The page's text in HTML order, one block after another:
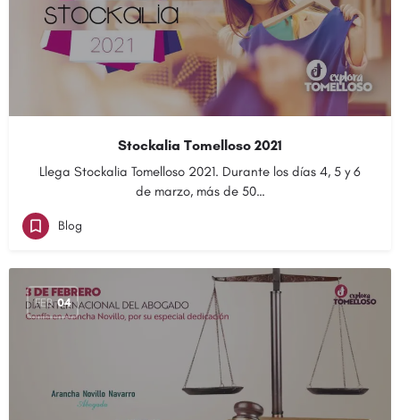
Stockalia Tomelloso 2021
Llega Stockalia Tomelloso 2021. Durante los días 4, 5 y 6
de marzo, más de 50…
Blog
FEB 04